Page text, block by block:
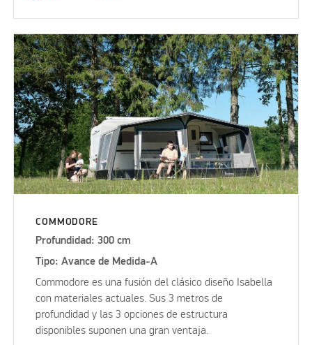
COMMODORE
Profundidad: 300 cm
Tipo: Avance de Medida-A
Commodore es una fusión del clásico diseño Isabella
con materiales actuales. Sus 3 metros de
profundidad y las 3 opciones de estructura
disponibles suponen una gran ventaja.